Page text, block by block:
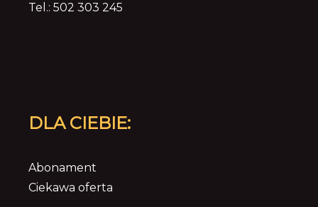
Tel.: 502 303 245
DLA CIEBIE:
Abonament
Ciekawa oferta